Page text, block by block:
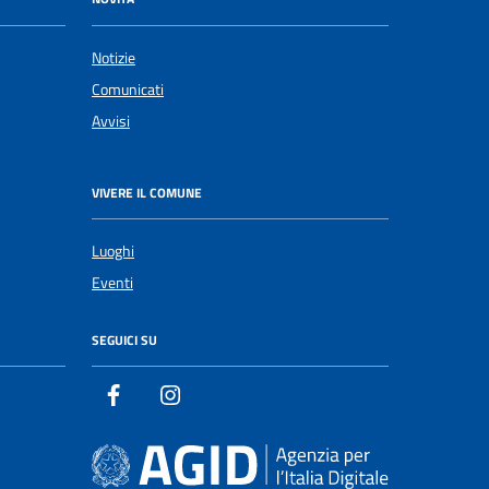
Notizie
Comunicati
Avvisi
VIVERE IL COMUNE
Luoghi
Eventi
SEGUICI SU